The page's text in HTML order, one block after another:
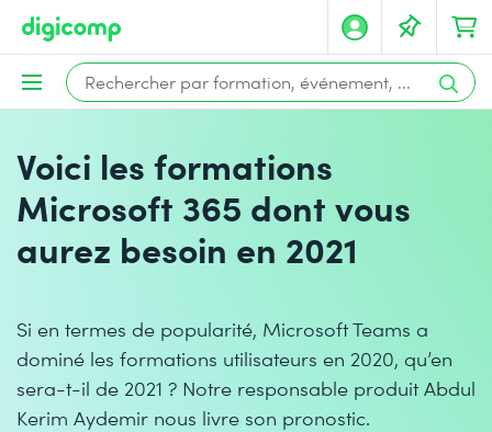
Voici les formations
Microsoft 365 dont vous
aurez besoin en 2021
Si en termes de popularité, Microsoft Teams a
dominé les formations utilisateurs en 2020, qu’en
sera-t-il de 2021 ? Notre responsable produit Abdul
Kerim Aydemir nous livre son pronostic.